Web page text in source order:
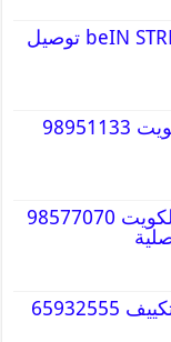
جهاز بي ان ستريم beIN STREAM توصيل
مكتب استخراج فيزا الكويت 98951133
شركة سماعات سقف الكويت 98577070
قص خرسانه وفتح كور تكييف 65932555